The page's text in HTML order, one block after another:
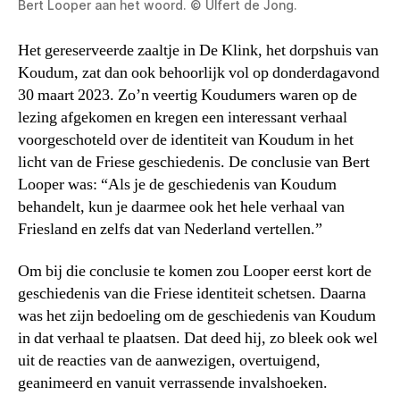
Bert Looper aan het woord. © Ulfert de Jong.
Het gereserveerde zaaltje in De Klink, het dorpshuis van
Koudum, zat dan ook behoorlijk vol op donderdagavond
30 maart 2023. Zo’n veertig Koudumers waren op de
lezing afgekomen en kregen een interessant verhaal
voorgeschoteld over de identiteit van Koudum in het
licht van de Friese geschiedenis. De conclusie van Bert
Looper was: “Als je de geschiedenis van Koudum
behandelt, kun je daarmee ook het hele verhaal van
Friesland en zelfs dat van Nederland vertellen.”
Om bij die conclusie te komen zou Looper eerst kort de
geschiedenis van die Friese identiteit schetsen. Daarna
was het zijn bedoeling om de geschiedenis van Koudum
in dat verhaal te plaatsen. Dat deed hij, zo bleek ook wel
uit de reacties van de aanwezigen, overtuigend,
geanimeerd en vanuit verrassende invalshoeken.